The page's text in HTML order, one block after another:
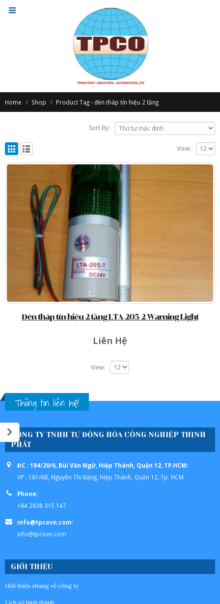
Home Shop Product Tag -đèn tháp tín hiệu 2 tầng
Sort By:
View:
Đèn tháp tín hiệu 2 tầng LTA-205-2 Warning Light
Liên Hệ
View:
Thông tin liên hệ!
CÔNG TY TNHH TỰ ĐỘNG HÓA CÔNG NGHIỆP THỊNH
PHÁT
ĐC : 184/20/6, Bùi Văn Ngữ, Hiệp Thành, Quận 12, TP.HCM:
VP : 181/4B, Nguyễn Thị Đặng, Hiệp Thành, Quận 12, Tp. HCM
Phone:
+84 2838 315 147
info@tpcovn.com:
info@tpcovn.com
GIỚI THIỆU
Giới thiệu chung về công ty
Lịch sử hình thành